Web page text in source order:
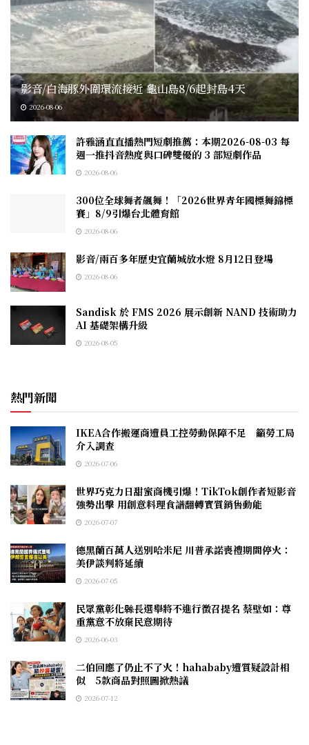
影音/白海豚外圍環流接近 龜山島8/6起封島4天
2026-08-06
許雅涵直直播熱門短劇推薦：本期2026-08-03 每
週一推抖音熱度與口碑雙優的 3 部短劇作品
2026-08-06
300位全球舞者飆舞！「2026世界青年國標舞錦標
賽」8/9引爆台北體育館
2026-08-06
影音/兩百多年歷史宜蘭城放水燈 8月12日登場
2026-08-06
Sandisk 於 FMS 2026 展示創新 NAND 技術助力
AI 基礎架構升級
2026-08-05
熱門新聞
IKEA合作搬運商遭員工控勞動保障不足 籲勞工局
介入調查
2026-07-06
世界巧克力日甜蜜商機引爆！TikTok創作者短影音
強勢出擊 用創意料理食譜翻轉實質銷售動能
2026-07-07
德黑蘭百萬人送別哈米尼 川普承諾喪禮期間停火：
美伊談判將延續
2026-07-05
民眾黨彰化縣長選舉將不進行徵召提名 蔡壁如：尊
重黨意不放棄民意期待
2026-06-03
二伯回應了仍止不了火！hahababy遭質疑設計相
似 5款商品對照圖掀熱議
2026-07-12